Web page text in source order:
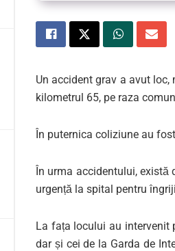
Un accident grav a avut
kilometrul 65, pe raza
În puternica coliziune au
În urma accidentului, există
urgență la spital pentru
La fața locului au intervenit
dar și cei de la Garda de